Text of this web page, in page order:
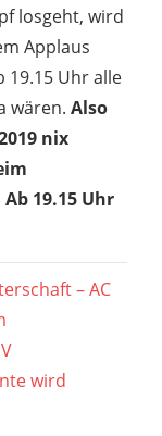
losgeht, wird
Applaus
19.15 Uhr alle
wären. Also
nix
19.15 Uhr
– AC
wird